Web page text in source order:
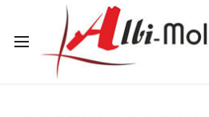
Cortinas Cozinha